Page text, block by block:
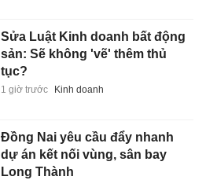
Sửa Luật Kinh doanh bất động
sản: Sẽ không 'vẽ' thêm thủ
tục?
1 giờ trước Kinh doanh
Đồng Nai yêu cầu đẩy nhanh
dự án kết nối vùng, sân bay
Long Thành